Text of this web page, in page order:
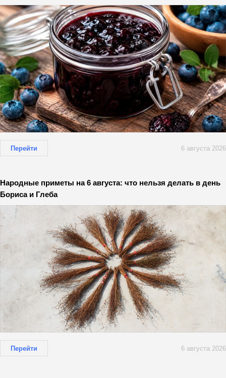
Перейти 6 августа 2026
Народные приметы на 6 августа: что нельзя делать в день
Бориса и Глеба
Перейти 6 августа 2026